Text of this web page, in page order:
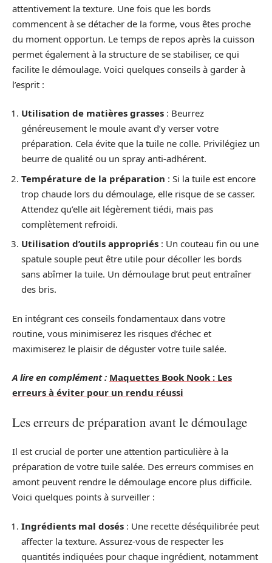
attentivement la texture. Une fois que les bords
commencent à se détacher de la forme, vous êtes proche
du moment opportun. Le temps de repos après la cuisson
permet également à la structure de se stabiliser, ce qui
facilite le démoulage. Voici quelques conseils à garder à
l’esprit :
Utilisation de matières grasses : Beurrez
généreusement le moule avant d’y verser votre
préparation. Cela évite que la tuile ne colle. Privilégiez un
beurre de qualité ou un spray anti-adhérent.
Température de la préparation : Si la tuile est encore
trop chaude lors du démoulage, elle risque de se casser.
Attendez qu’elle ait légèrement tiédi, mais pas
complètement refroidi.
Utilisation d’outils appropriés : Un couteau fin ou une
spatule souple peut être utile pour décoller les bords
sans abîmer la tuile. Un démoulage brut peut entraîner
des bris.
En intégrant ces conseils fondamentaux dans votre
routine, vous minimiserez les risques d’échec et
maximiserez le plaisir de déguster votre tuile salée.
A lire en complément : Maquettes Book Nook : Les
erreurs à éviter pour un rendu réussi
Les erreurs de préparation avant le démoulage
Il est crucial de porter une attention particulière à la
préparation de votre tuile salée. Des erreurs commises en
amont peuvent rendre le démoulage encore plus difficile.
Voici quelques points à surveiller :
Ingrédients mal dosés : Une recette déséquilibrée peut
affecter la texture. Assurez-vous de respecter les
quantités indiquées pour chaque ingrédient, notamment